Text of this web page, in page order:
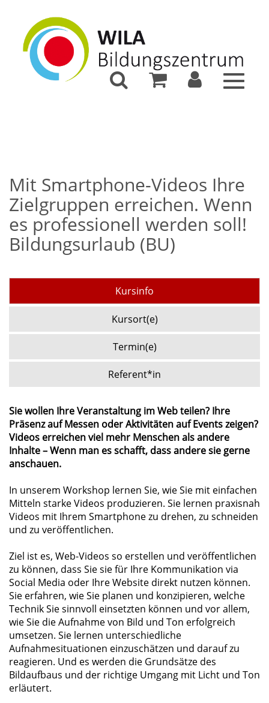
Toggle
Mit Smartphone-Videos Ihre
Zielgruppen erreichen. Wenn
es professionell werden soll!
Bildungsurlaub (BU)
Kursinfo
Kursort(e)
Termin(e)
Referent*in
Sie wollen Ihre Veranstaltung im Web teilen? Ihre
Präsenz auf Messen oder Aktivitäten auf Events zeigen?
Videos erreichen viel mehr Menschen als andere
Inhalte – Wenn man es schafft, dass andere sie gerne
anschauen.
In unserem Workshop lernen Sie, wie Sie mit einfachen
Mitteln starke Videos produzieren. Sie lernen praxisnah
Videos mit Ihrem Smartphone zu drehen, zu schneiden
und zu veröffentlichen.
Ziel ist es, Web-Videos so erstellen und veröffentlichen
zu können, dass Sie sie für Ihre Kommunikation via
Social Media oder Ihre Website direkt nutzen können.
Sie erfahren, wie Sie planen und konzipieren, welche
Technik Sie sinnvoll einsetzten können und vor allem,
wie Sie die Aufnahme von Bild und Ton erfolgreich
umsetzen. Sie lernen unterschiedliche
Aufnahmesituationen einzuschätzen und darauf zu
reagieren. Und es werden die Grundsätze des
Bildaufbaus und der richtige Umgang mit Licht und Ton
erläutert.